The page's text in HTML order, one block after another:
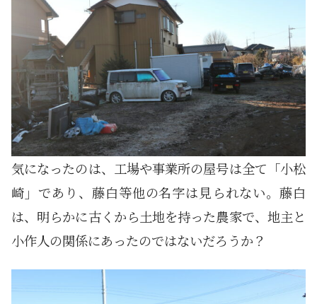
気になったのは、工場や事業所の屋号は全て「小松
崎」であり、藤白等他の名字は見られない。藤白
は、明らかに古くから土地を持った農家で、地主と
小作人の関係にあったのではないだろうか？